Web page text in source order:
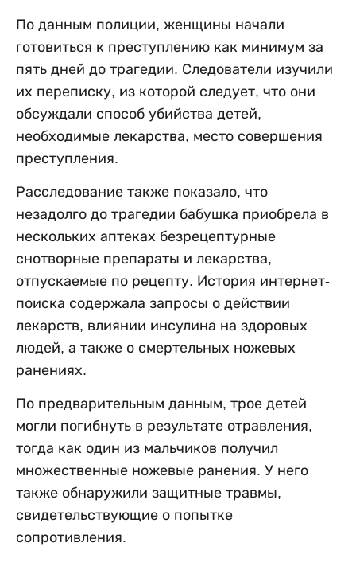
По данным полиции, женщины начали
готовиться к преступлению как минимум за
пять дней до трагедии. Следователи изучили
их переписку, из которой следует, что они
обсуждали способ убийства детей,
необходимые лекарства, место совершения
преступления.
Расследование также показало, что
незадолго до трагедии бабушка приобрела в
нескольких аптеках безрецептурные
снотворные препараты и лекарства,
отпускаемые по рецепту. История интернет-
поиска содержала запросы о действии
лекарств, влиянии инсулина на здоровых
людей, а также о смертельных ножевых
ранениях.
По предварительным данным, трое детей
могли погибнуть в результате отравления,
тогда как один из мальчиков получил
множественные ножевые ранения. У него
также обнаружили защитные травмы,
свидетельствующие о попытке
сопротивления.